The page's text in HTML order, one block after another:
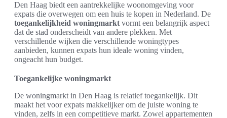
Den Haag biedt een aantrekkelijke woonomgeving voor
expats die overwegen om een huis te kopen in Nederland. De
toegankelijkheid woningmarkt vormt een belangrijk aspect
dat de stad onderscheidt van andere plekken. Met
verschillende wijken die verschillende woningtypes
aanbieden, kunnen expats hun ideale woning vinden,
ongeacht hun budget.
Toegankelijke woningmarkt
De woningmarkt in Den Haag is relatief toegankelijk. Dit
maakt het voor expats makkelijker om de juiste woning te
vinden, zelfs in een competitieve markt. Zowel appartementen